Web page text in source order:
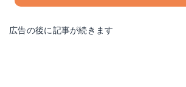
広告の後に記事が続きます